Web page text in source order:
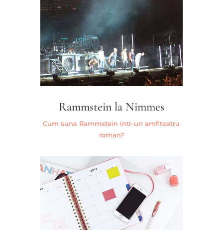
Rammstein la Nimmes
Cum suna Rammstein intr-un amfiteatru
roman?